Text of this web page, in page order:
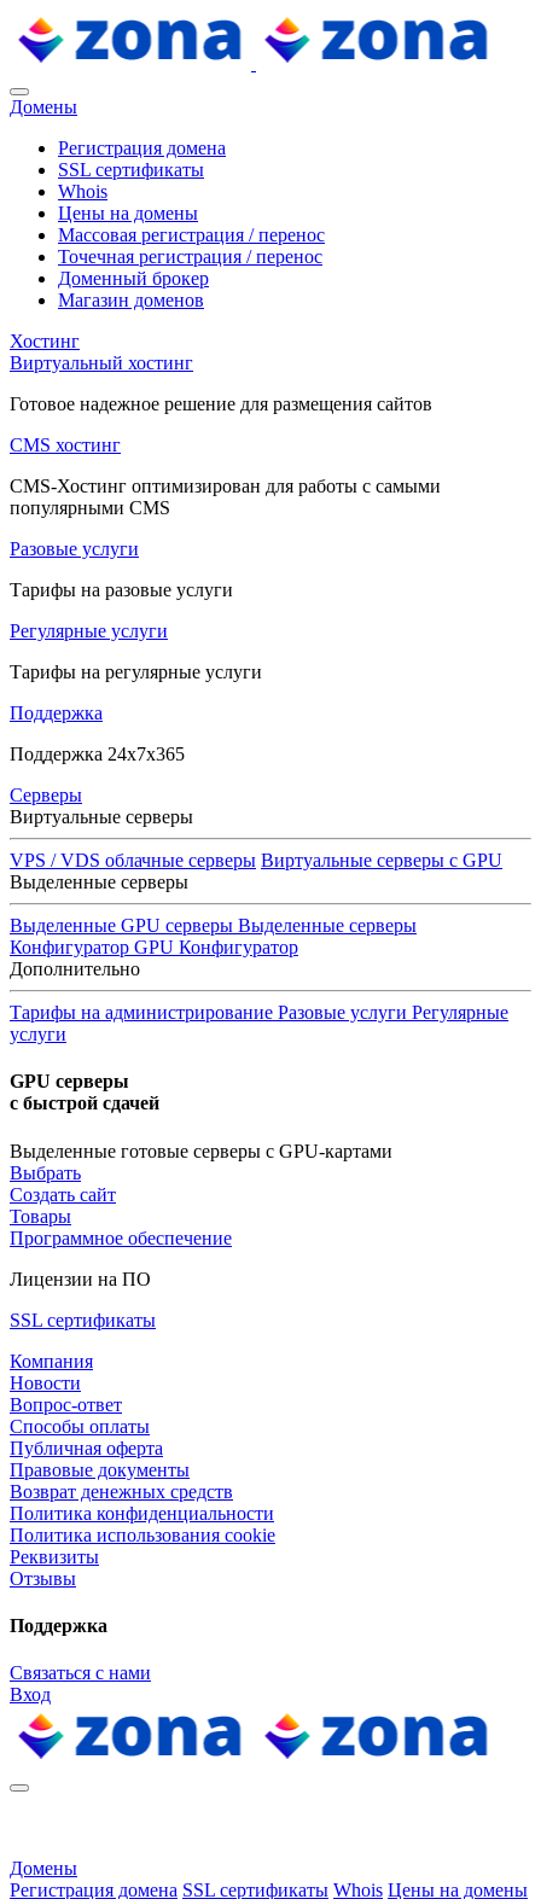
Домены
Регистрация домена
SSL сертификаты
Whois
Цены на домены
Массовая регистрация / перенос
Точечная регистрация / перенос
Доменный брокер
Магазин доменов
Хостинг
Виртуальный хостинг
Готовое надежное решение для размещения сайтов
CMS хостинг
CMS-Хостинг оптимизирован для работы с самыми
популярными CMS
Разовые услуги
Тарифы на разовые услуги
Регулярные услуги
Тарифы на регулярные услуги
Поддержка
Поддержка 24x7x365
Серверы
Виртуальные серверы
VPS / VDS облачные серверы Виртуальные серверы с GPU
Выделенные серверы
Выделенные GPU серверы Выделенные серверы
Конфигуратор GPU Конфигуратор
Дополнительно
Тарифы на администрирование Разовые услуги Регулярные
услуги
GPU серверы
с быстрой сдачей
Выделенные готовые серверы с GPU-картами
Выбрать
Создать сайт
Товары
Программное обеспечение
Лицензии на ПО
SSL сертификаты
Компания
Новости
Вопрос-ответ
Способы оплаты
Публичная оферта
Правовые документы
Возврат денежных средств
Политика конфиденциальности
Политика использования cookie
Реквизиты
Отзывы
Поддержка
Связаться с нами
Вход
Домены
Регистрация домена SSL сертификаты Whois Цены на домены